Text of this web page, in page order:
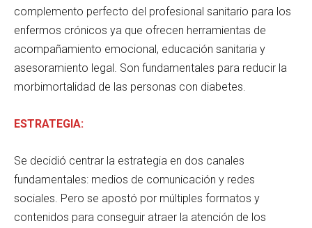
complemento perfecto del profesional sanitario para los
enfermos crónicos ya que ofrecen herramientas de
acompañamiento emocional, educación sanitaria y
asesoramiento legal. Son fundamentales para reducir la
morbimortalidad de las personas con diabetes.
ESTRATEGIA:
Se decidió centrar la estrategia en dos canales
fundamentales: medios de comunicación y redes
sociales. Pero se apostó por múltiples formatos y
contenidos para conseguir atraer la atención de los